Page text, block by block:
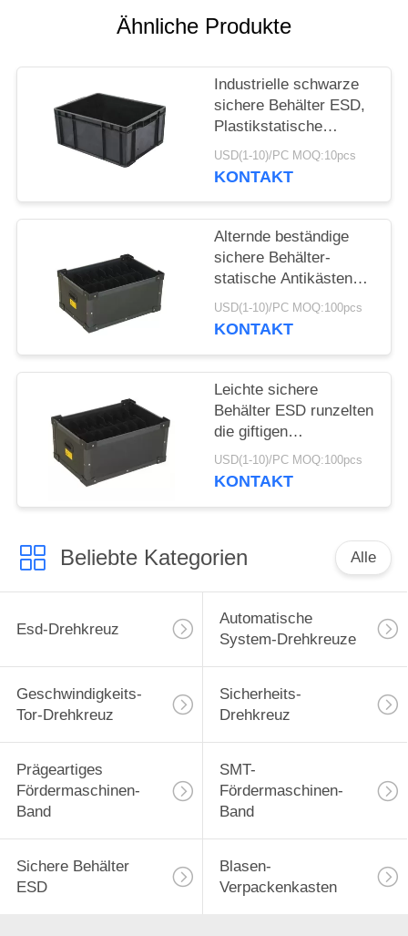
NACHRICHTEN
Ähnliche Produkte
Industrielle schwarze
sichere Behälter ESD,
Plastikstatische
AntiMagazine
USD(1-10)/PC MOQ:10pcs
KONTAKT
Alternde beständige
sichere Behälter-
statische Antikästen
Esd für Elektronik
schmecken nicht
USD(1-10)/PC MOQ:100pcs
KONTAKT
Leichte sichere
Behälter ESD runzelten
die giftigen
Kunststoffgehäuse-
Kästen nicht
USD(1-10)/PC MOQ:100pcs
KONTAKT
Beliebte Kategorien Alle
Esd-Drehkreuz
Automatische
System-Drehkreuze
Geschwindigkeits-
Tor-Drehkreuz
Sicherheits-
Drehkreuz
Prägeartiges
Fördermaschinen-
Band
SMT-
Fördermaschinen-
Band
Sichere Behälter
ESD
Blasen-
Verpackenkasten